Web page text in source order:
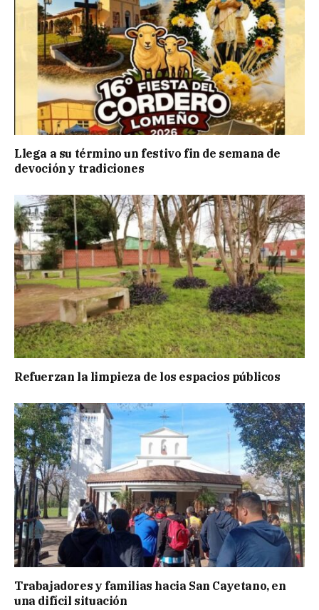
Llega a su término un festivo fin de semana de
devoción y tradiciones
Refuerzan la limpieza de los espacios públicos
Trabajadores y familias hacia San Cayetano, en
una difícil situación